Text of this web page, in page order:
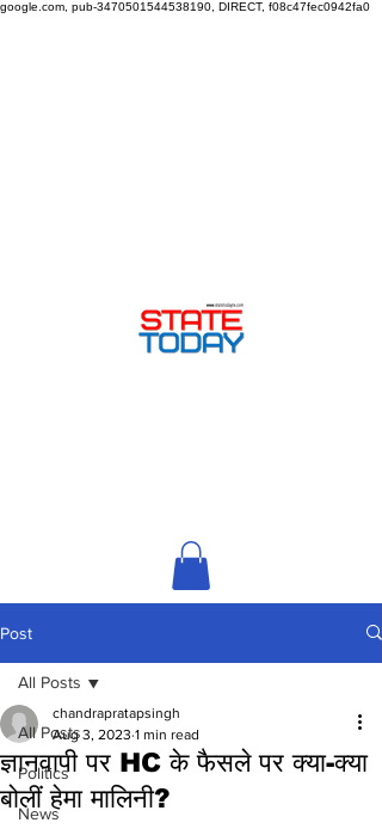
google.com, pub-3470501544538190, DIRECT, f08c47fec0942fa0
Post
All Posts
Politics
News
All Posts
ज्ञानवापी पर HC के फैसले पर क्या-क्या
बोलीं हेमा मालिनी?
chandrapratapsingh
Aug 3, 2023 1 min read